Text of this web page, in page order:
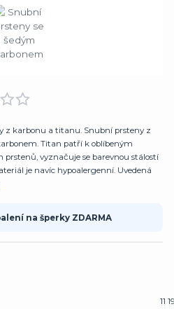
z karbonu a titanu. Snubní prsteny z
Titan patří k oblíbeným
vyznačuje se barevnou stálostí
je navíc hypoalergenní. Uvedená
na šperky ZDARMA
11